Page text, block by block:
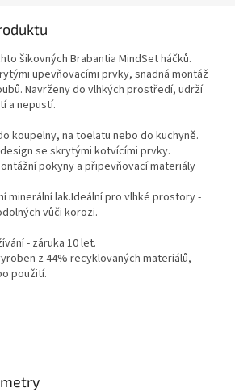
šikovných Brabantia MindSet háčků.
upevňovacími prvky, snadná montáž
Navrženy do vlhkých prostředí, udrží
a nepustí.
koupelny, na toelatu nebo do kuchyně.
se skrytými kotvícími prvky.
pokyny a připevňovací materiály
minerální lak.Ideální pro vlhké prostory -
vůči korozi.
- záruka 10 let.
z 44% recyklovaných materiálů,
použití.